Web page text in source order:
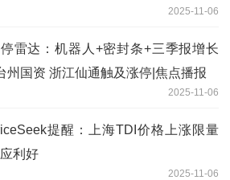
2025-11-06
雷达：机器人+密封条+三季报增长
州国资 浙江仙通触及涨停|焦点播报
2025-11-06
提醒：上海TDI价格上涨限量
利好
2025-11-06